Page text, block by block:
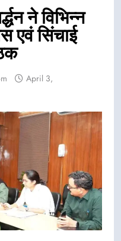
ने विभिन्न
एवं सिंचाई
April 3,